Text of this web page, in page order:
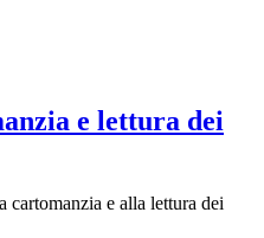
e lettura dei
cartomanzia e alla lettura dei